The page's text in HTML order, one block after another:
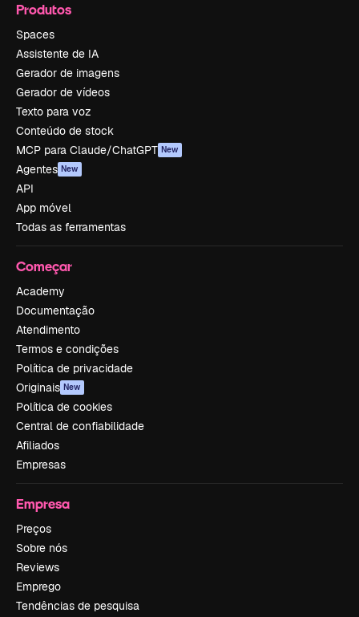
Produtos
Spaces
Assistente de IA
Gerador de imagens
Gerador de vídeos
Texto para voz
Conteúdo de stock
MCP para Claude/ChatGPT New
Agentes New
API
App móvel
Todas as ferramentas
Começar
Academy
Documentação
Atendimento
Termos e condições
Política de privacidade
Originais New
Política de cookies
Central de confiabilidade
Afiliados
Empresas
Empresa
Preços
Sobre nós
Reviews
Emprego
Tendências de pesquisa